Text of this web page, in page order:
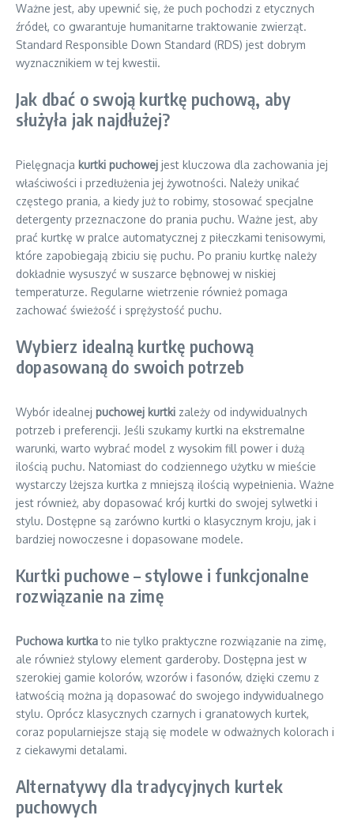
Ważne jest, aby upewnić się, że puch pochodzi z etycznych
źródeł, co gwarantuje humanitarne traktowanie zwierząt.
Standard Responsible Down Standard (RDS) jest dobrym
wyznacznikiem w tej kwestii.
Jak dbać o swoją kurtkę puchową, aby
służyła jak najdłużej?
Pielęgnacja kurtki puchowej jest kluczowa dla zachowania jej
właściwości i przedłużenia jej żywotności. Należy unikać
częstego prania, a kiedy już to robimy, stosować specjalne
detergenty przeznaczone do prania puchu. Ważne jest, aby
prać kurtkę w pralce automatycznej z piłeczkami tenisowymi,
które zapobiegają zbiciu się puchu. Po praniu kurtkę należy
dokładnie wysuszyć w suszarce bębnowej w niskiej
temperaturze. Regularne wietrzenie również pomaga
zachować świeżość i sprężystość puchu.
Wybierz idealną kurtkę puchową
dopasowaną do swoich potrzeb
Wybór idealnej puchowej kurtki zależy od indywidualnych
potrzeb i preferencji. Jeśli szukamy kurtki na ekstremalne
warunki, warto wybrać model z wysokim fill power i dużą
ilością puchu. Natomiast do codziennego użytku w mieście
wystarczy lżejsza kurtka z mniejszą ilością wypełnienia. Ważne
jest również, aby dopasować krój kurtki do swojej sylwetki i
stylu. Dostępne są zarówno kurtki o klasycznym kroju, jak i
bardziej nowoczesne i dopasowane modele.
Kurtki puchowe – stylowe i funkcjonalne
rozwiązanie na zimę
Puchowa kurtkato nie tylko praktyczne rozwiązanie na zimę,
ale również stylowy element garderoby. Dostępna jest w
szerokiej gamie kolorów, wzorów i fasonów, dzięki czemu z
łatwością można ją dopasować do swojego indywidualnego
stylu. Oprócz klasycznych czarnych i granatowych kurtek,
coraz popularniejsze stają się modele w odważnych kolorach i
z ciekawymi detalami.
Alternatywy dla tradycyjnych kurtek
puchowych